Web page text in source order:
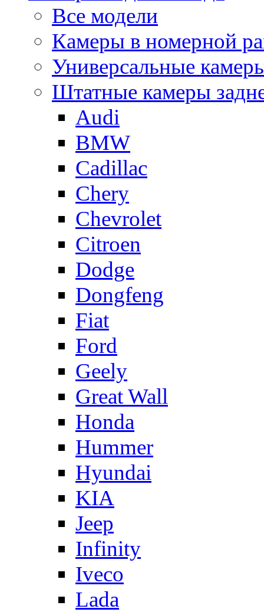
Все модели
Камеры в номерной
Универсальные
Штатные камеры
Audi
BMW
Cadillac
Chery
Chevrolet
Citroen
Dodge
Dongfeng
Fiat
Ford
Geely
Great Wall
Honda
Hummer
Hyundai
KIA
Jeep
Infinity
Iveco
Lada